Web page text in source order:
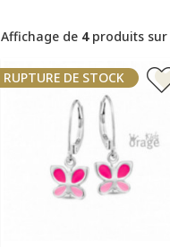
Affichage de 4produits sur
RUPTURE DE STOCK